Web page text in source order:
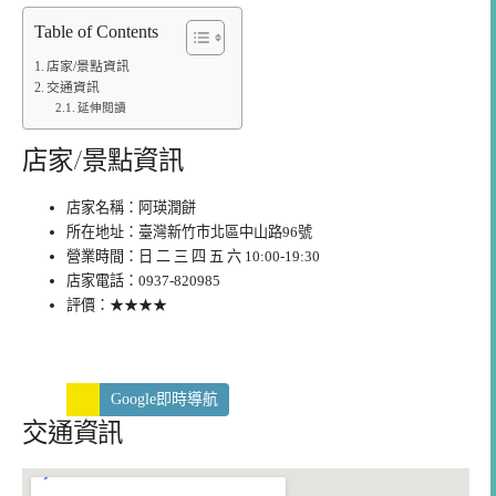
Table of Contents
店家/景點資訊
交通資訊
延伸閱讀
店家/景點資訊
店家名稱： 阿瑛潤餅
所在地址：臺灣新竹市北區中山路96號
營業時間：日 二 三 四 五 六 10:00-19:30
店家電話：0937-820985
評價：★★★★
Google即時導航
交通資訊